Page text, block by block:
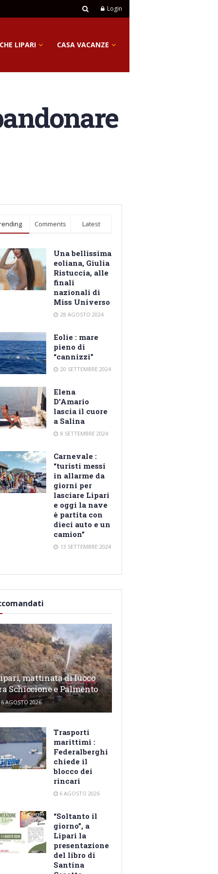
Login
LIPARI CASA VACANZE
Comments Latest
Una bellissima
eoliana, Giulia
Ristuccia, alle
finali
nazionali di
Miss Universo
28 AGOSTO 2024
Eolie : mare
pieno di
“cannizzi”
20 SETTEMBRE 2024
Elena
D’Amario
lascia il cuore
a Salina
8 SETTEMBRE 2024
Carnevale :
“turisti messi
in allarme da
giorni per
lasciare Lipari
e oggi la nave
è partita con
dieci auto e un
camion”
13 SETTEMBRE 2024
mattinata di fuoco
Schiccione e Palmento
6 AGOSTO 2026
Trasporti
marittimi :
Federalberghi
chiede il
blocco dei
rincari
6 AGOSTO 2026
“Soltanto il
giorno”, a
Lipari la
presentazione
del libro di
Santina